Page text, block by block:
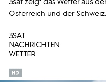
Österreich und der Schweiz.
3SAT
NACHRICHTEN
WETTER